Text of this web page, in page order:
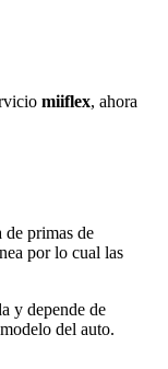
miiflex, ahora
de primas de
por lo cual las
y depende de
del auto.